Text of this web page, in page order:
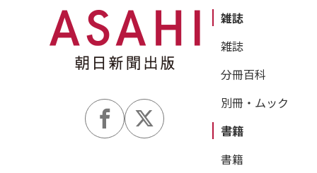
雑誌
雑誌
分冊百科
別冊・ムック
書籍
書籍